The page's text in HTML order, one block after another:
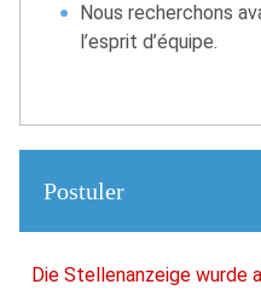
Nous recherchons
l’esprit d’équipe.
Postuler
Die Stellenanzeige wurde